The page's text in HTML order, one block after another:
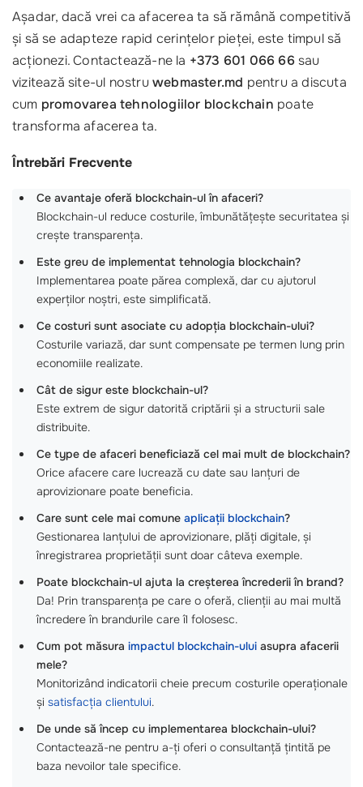
Așadar, dacă vrei ca afacerea ta să rămână competitivă
și să se adapteze rapid cerințelor pieței, este timpul să
acționezi. Contactează-ne la +373 601 066 66sau
vizitează site-ul nostruwebmaster.md pentru a discuta
cum promovarea tehnologiilor blockchain poate
transforma afacerea ta.
Întrebări Frecvente
Ce avantaje oferă blockchain-ul în afaceri?
Blockchain-ul reduce costurile, îmbunătățește securitatea și
crește transparența.
Este greu de implementat tehnologia blockchain?
Implementarea poate părea complexă, dar cu ajutorul
experților noștri, este simplificată.
Ce costuri sunt asociate cu adopția blockchain-ului?
Costurile variază, dar sunt compensate pe termen lung prin
economiile realizate.
Cât de sigur este blockchain-ul?
Este extrem de sigur datorită criptării și a structurii sale
distribuite.
Ce type de afaceri beneficiază cel mai mult de blockchain?
Orice afacere care lucrează cu date sau lanțuri de
aprovizionare poate beneficia.
Care sunt cele mai comune aplicații blockchain?
Gestionarea lanțului de aprovizionare, plăți digitale, și
înregistrarea proprietății sunt doar câteva exemple.
Poate blockchain-ul ajuta la creșterea încrederii în brand?
Da! Prin transparența pe care o oferă, clienții au mai multă
încredere în brandurile care îl folosesc.
Cum pot măsura impactul blockchain-ului asupra afacerii
mele?
Monitorizând indicatorii cheie precum costurile operaționale
și satisfacția clientului.
De unde să încep cu implementarea blockchain-ului?
Contactează-ne pentru a-ți oferi o consultanță țintită pe
baza nevoilor tale specifice.